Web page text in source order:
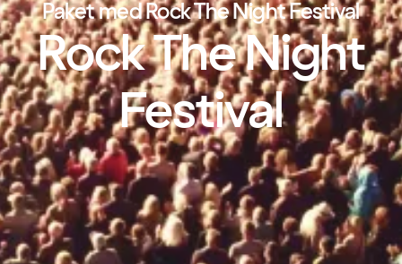
Paket med Rock The Night Festival
Rock The Night
Festival